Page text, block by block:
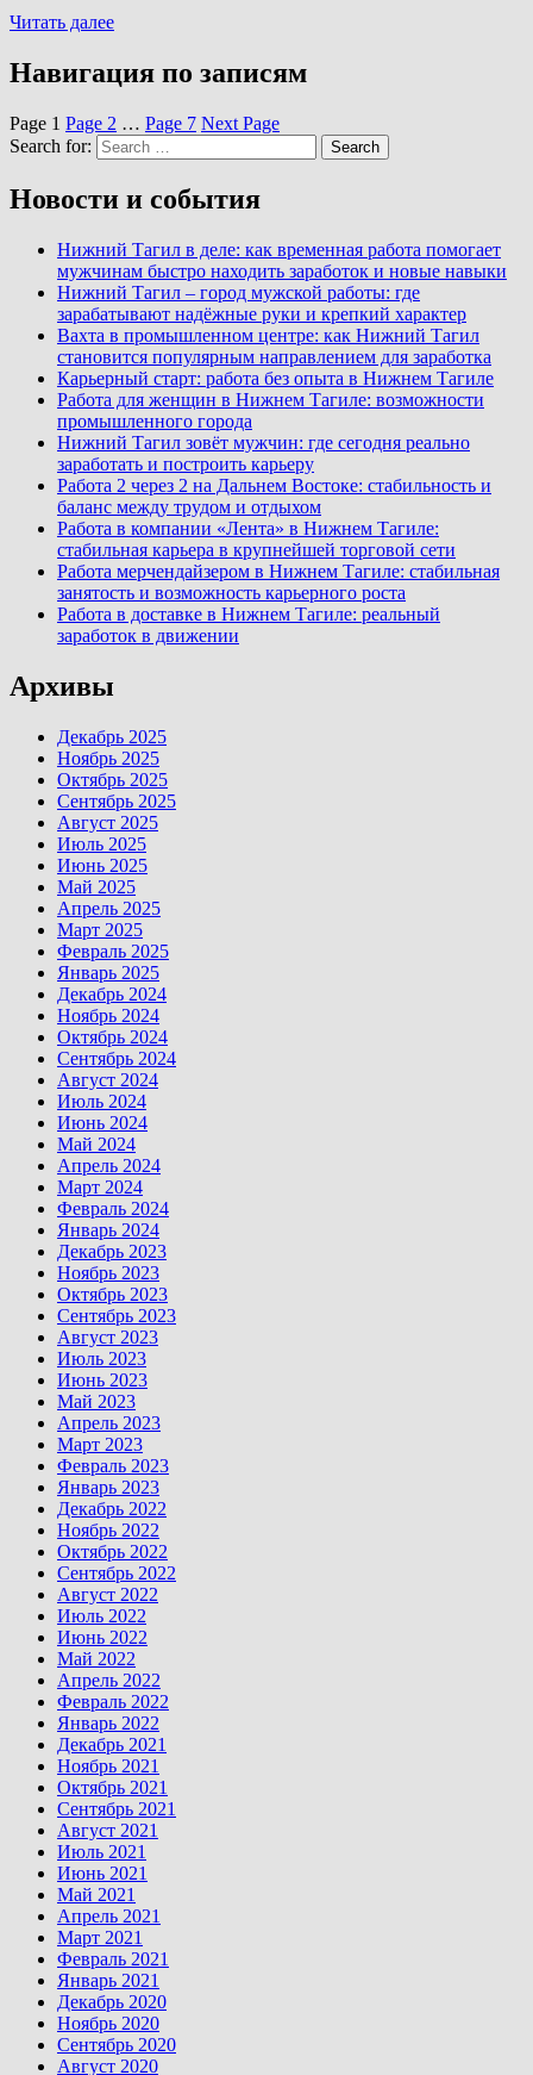
Читать далее
Навигация по записям
Page 1 Page 2 … Page 7 Next Page
Search for:
Search
Новости и события
Нижний Тагил в деле: как временная работа помогает
мужчинам быстро находить заработок и новые навыки
Нижний Тагил – город мужской работы: где
зарабатывают надёжные руки и крепкий характер
Вахта в промышленном центре: как Нижний Тагил
становится популярным направлением для заработка
Карьерный старт: работа без опыта в Нижнем Тагиле
Работа для женщин в Нижнем Тагиле: возможности
промышленного города
Нижний Тагил зовёт мужчин: где сегодня реально
заработать и построить карьеру
Работа 2 через 2 на Дальнем Востоке: стабильность и
баланс между трудом и отдыхом
Работа в компании «Лента» в Нижнем Тагиле:
стабильная карьера в крупнейшей торговой сети
Работа мерчендайзером в Нижнем Тагиле: стабильная
занятость и возможность карьерного роста
Работа в доставке в Нижнем Тагиле: реальный
заработок в движении
Архивы
Декабрь 2025
Ноябрь 2025
Октябрь 2025
Сентябрь 2025
Август 2025
Июль 2025
Июнь 2025
Май 2025
Апрель 2025
Март 2025
Февраль 2025
Январь 2025
Декабрь 2024
Ноябрь 2024
Октябрь 2024
Сентябрь 2024
Август 2024
Июль 2024
Июнь 2024
Май 2024
Апрель 2024
Март 2024
Февраль 2024
Январь 2024
Декабрь 2023
Ноябрь 2023
Октябрь 2023
Сентябрь 2023
Август 2023
Июль 2023
Июнь 2023
Май 2023
Апрель 2023
Март 2023
Февраль 2023
Январь 2023
Декабрь 2022
Ноябрь 2022
Октябрь 2022
Сентябрь 2022
Август 2022
Июль 2022
Июнь 2022
Май 2022
Апрель 2022
Февраль 2022
Январь 2022
Декабрь 2021
Ноябрь 2021
Октябрь 2021
Сентябрь 2021
Август 2021
Июль 2021
Июнь 2021
Май 2021
Апрель 2021
Март 2021
Февраль 2021
Январь 2021
Декабрь 2020
Ноябрь 2020
Сентябрь 2020
Август 2020